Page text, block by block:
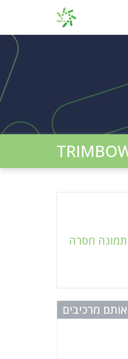
תמונה חסרה
מרכיבים